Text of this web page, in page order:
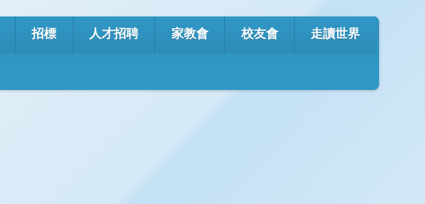
招標 人才招聘 家教會 校友會 走讀世界